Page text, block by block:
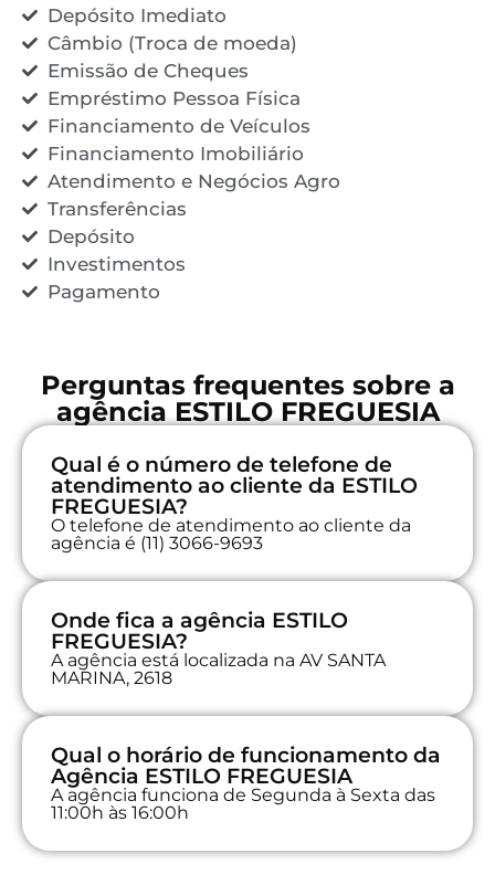
Depósito Imediato
Câmbio (Troca de moeda)
Emissão de Cheques
Empréstimo Pessoa Física
Financiamento de Veículos
Financiamento Imobiliário
Atendimento e Negócios Agro
Transferências
Depósito
Investimentos
Pagamento
Perguntas frequentes sobre a
agência ESTILO FREGUESIA
Qual é o número de telefone de
atendimento ao cliente da ESTILO
FREGUESIA?
O telefone de atendimento ao cliente da
agência é (11) 3066-9693
Onde fica a agência ESTILO
FREGUESIA?
A agência está localizada na AV SANTA
MARINA, 2618
Qual o horário de funcionamento da
Agência ESTILO FREGUESIA
A agência funciona de Segunda à Sexta das
11:00h às 16:00h